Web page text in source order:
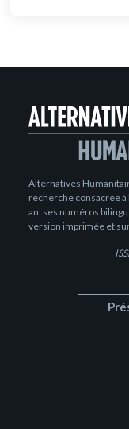
Alternatives
recherche consacrée à
an, ses numéros
version imprimée et